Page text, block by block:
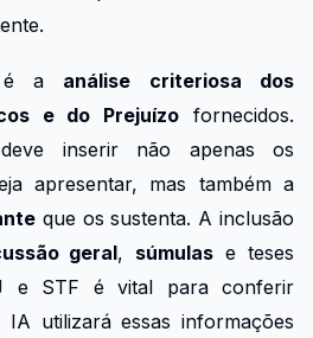
é a análise criteriosa dos
e do Prejuízo fornecidos.
inserir não apenas os
apresentar, mas também a
que os sustenta. A inclusão
geral, súmulas e teses
e STF é vital para conferir
utilizará essas informações